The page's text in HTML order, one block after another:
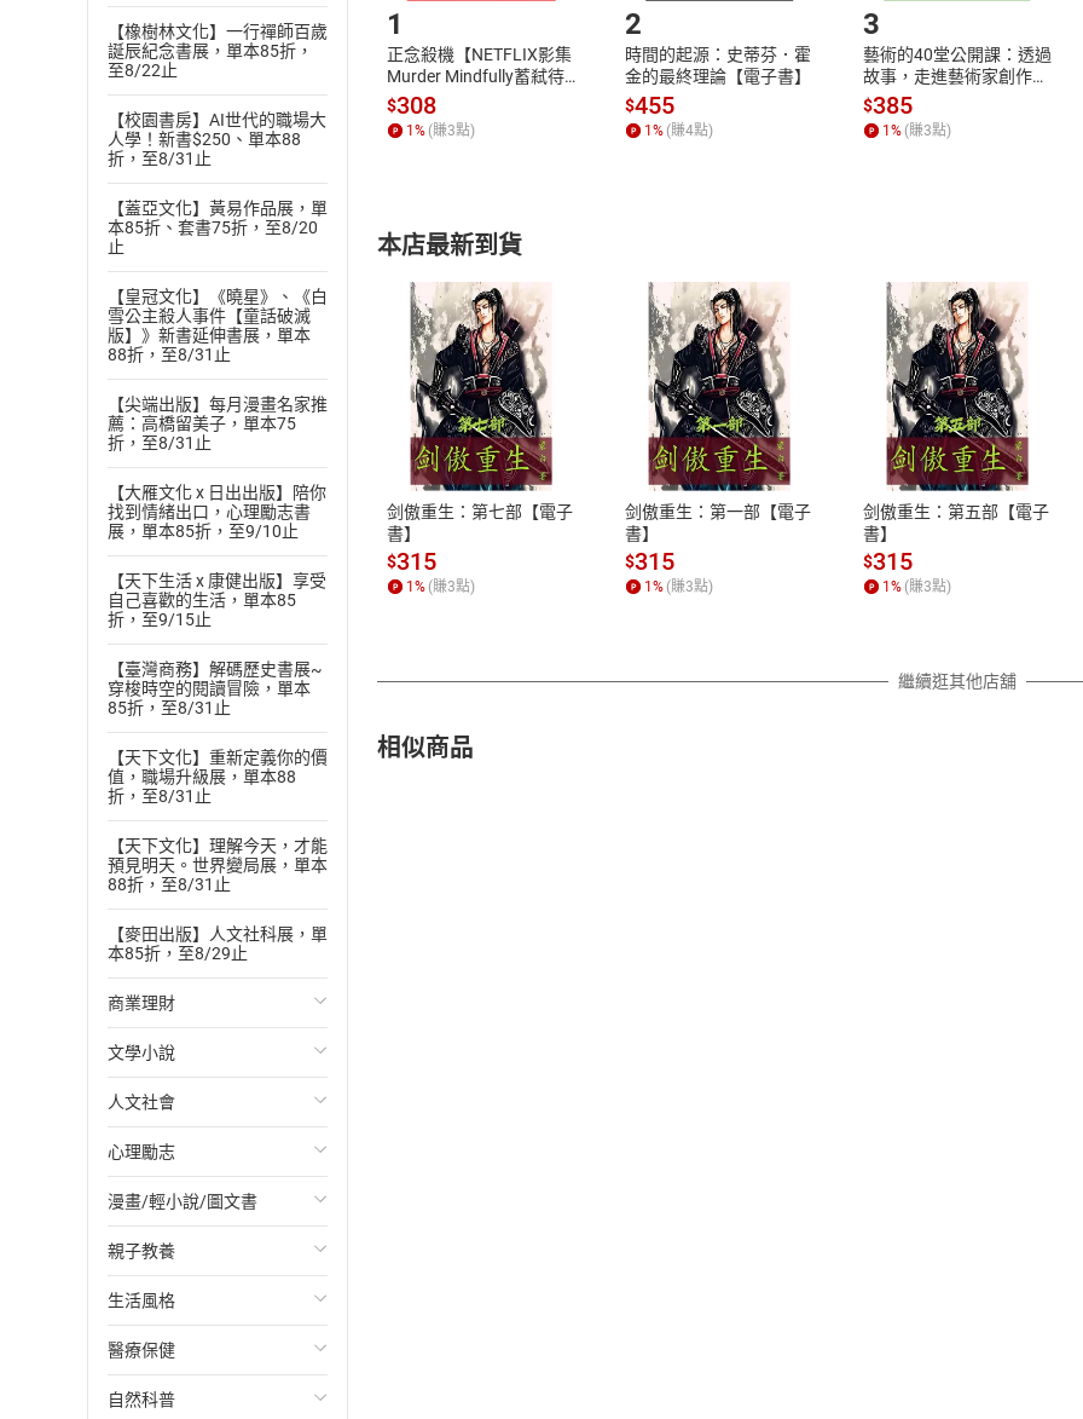
【橡樹林文化】一行禪師百歲
誕辰紀念書展，單本85折，
至8/22止
【校園書房】AI世代的職場大
人學！新書$250、單本88
折，至8/31止
【蓋亞文化】黃易作品展，單
本85折、套書75折，至8/20
止
【皇冠文化】《曉星》、《白
雪公主殺人事件【童話破滅
版】》新書延伸書展，單本
88折，至8/31止
【尖端出版】每月漫畫名家推
薦：高橋留美子，單本75
折，至8/31止
【大雁文化 x 日出出版】陪你
找到情緒出口，心理勵志書
展，單本85折，至9/10止
【天下生活 x 康健出版】享受
自己喜歡的生活，單本85
折，至9/15止
【臺灣商務】解碼歷史書展~
穿梭時空的閱讀冒險，單本
85折，至8/31止
【天下文化】重新定義你的價
值，職場升級展，單本88
折，至8/31止
【天下文化】理解今天，才能
預見明天。世界變局展，單本
88折，至8/31止
【麥田出版】人文社科展，單
本85折，至8/29止
商業理財
投資理財
經濟/趨勢
財務/金融
管理/領導
職場工作術
成功法
行銷/廣告
傳記
文學小說
歐美文學
日本文學
韓國文學
華文文學
經典文學
成長/家庭生活小說
懸疑/推理小說
人文社會
國際關係
政治
社會科學
台灣/中國歷史
日/韓歷史
其他歷史/史學
心理勵志
心靈成長/情緒
人際關係
兩性關係
心理學
漫畫/輕小說/圖文書
輕小說
奇幻/科幻
愛情故事
職場/社會寫實
親子教養
教育現場
兒童文學/故事
兒童科普/學習
生活風格
飲食/食譜
健身/美顏
醫療保健
健康/養生
自然科普
付款方式
ATM轉帳、信用卡、LINE PAY、AFTEE
退換貨規範
本店是否提供消費者保護法七日猶
之權利，遽消費者保護法及通訊交
除權合理例外情事適用準則，依商
質各有不同規定。詳細退換貨說明
照各商品說明。
1
正念殺機【NETFLIX影集
Murder Mindfully蓄弒待
發】【電子書】
$308
1% (賺3點)
2
時間的起源：史蒂芬．霍
金的最終理論【電子書】
$455
1% (賺4點)
3
藝術的40堂公開課：透過
故事，走進藝術家創作現
場，看藝術如何誕生、如
何形塑人類生活【電子
書】
$385
1% (賺3點)
本店最新到貨
剑傲重生：第七部【電子
書】
$315
1 % (賺3點)
剑傲重生：第一部【電子
書】
$315
1 % (賺3點)
剑傲重生：第五部【電子
書】
$315
1 % (賺3點)
繼續逛其他店舖
相似商品